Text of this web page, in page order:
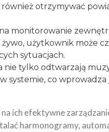
otrzymywać
monitorowanie
użytkownik może
sytuacjach.
nie tylko odtwarzają
systemie, co
ich efektywne
harmonogramy,